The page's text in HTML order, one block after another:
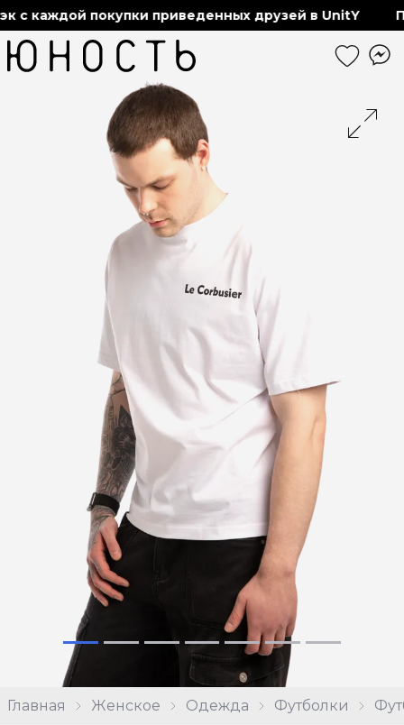
с каждой покупки приведенных друзей в UnitY
Главная Женское Одежда Футболки